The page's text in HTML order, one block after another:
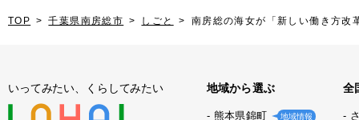
TOP 千葉県南房総市 しごと 南房総の海女が「新しい働き方改
いってみたい、くらしてみたい 地域から選ぶ
熊本県錦町 地域情報
全